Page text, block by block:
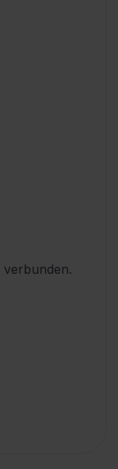
verbunden.